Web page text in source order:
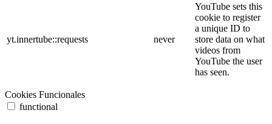
yt.innertube::requests never
YouTube sets this
cookie to register
a unique ID to
store data on what
videos from
YouTube the user
has seen.
Cookies Funcionales
functional